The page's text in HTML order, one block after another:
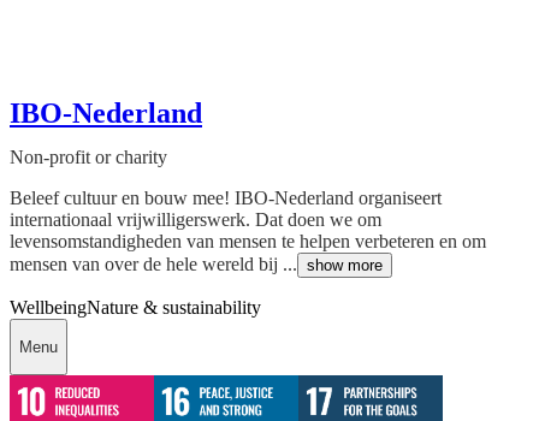
IBO-Nederland
Non-profit or charity
Beleef cultuur en bouw mee! IBO-Nederland organiseert
internationaal vrijwilligerswerk. Dat doen we om
levensomstandigheden van mensen te helpen verbeteren en om
mensen van over de hele wereld bij ... show more
WellbeingNature & sustainability
Menu